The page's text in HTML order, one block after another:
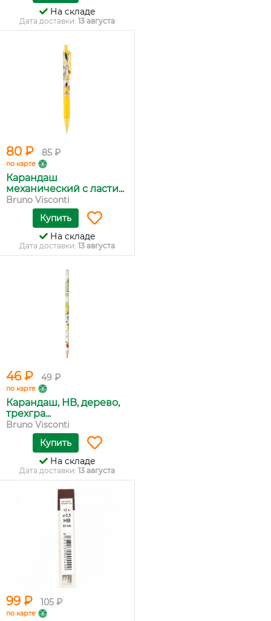
На складе
Дата доставки: 13 августа
80 ₽ 85 ₽
по карте
Карандаш
механический с ласти...
Bruno Visconti
Купить
На складе
Дата доставки: 13 августа
46 ₽ 49 ₽
по карте
Карандаш, HB, дерево,
трехгра...
Bruno Visconti
Купить
На складе
Дата доставки: 13 августа
99 ₽ 105 ₽
по карте